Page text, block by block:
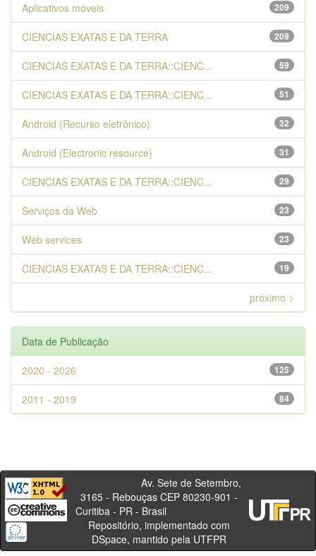
209
Aplicativos móveis
209
CIENCIAS EXATAS E DA TERRA
59
CIENCIAS EXATAS E DA TERRA::CIENC...
51
CIENCIAS EXATAS E DA TERRA::CIENC...
32
Android (Recurso eletrônico)
31
Android (Electronic resource)
29
CIENCIAS EXATAS E DA TERRA::CIENC...
23
Serviços da Web
23
Web services
19
CIENCIAS EXATAS E DA TERRA::CIENC...
próximo >
Data de Publicação
125
2020 - 2026
84
2011 - 2019
Av. Sete de Setembro,
3165 - Rebouças CEP 80230-901 -
Curitiba - PR - Brasil
Repositório, implementado com
DSpace, mantido pela UTFPR